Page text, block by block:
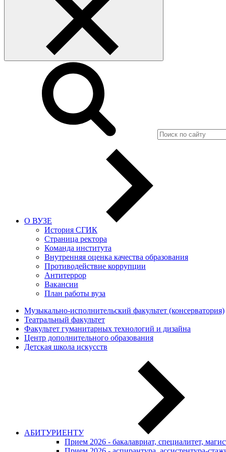
О ВУЗЕ
История СГИК
Страница ректора
Команда института
Внутренняя оценка качества образования
Противодействие коррупции
Антитеррор
Вакансии
План работы вуза
Музыкально-исполнительский факультет (консерватория)
Театральный факультет
Факультет гуманитарных технологий и дизайна
Центр дополнительного образования
Детская школа искусств
АБИТУРИЕНТУ
Прием 2026 - бакалавриат, специалитет,